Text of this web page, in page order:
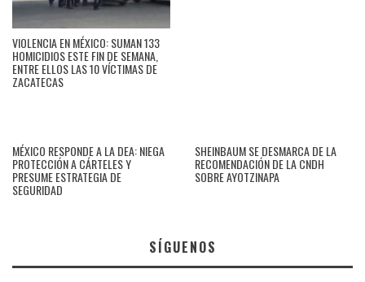
VIOLENCIA EN MÉXICO: SUMAN 133
HOMICIDIOS ESTE FIN DE SEMANA,
ENTRE ELLOS LAS 10 VÍCTIMAS DE
ZACATECAS
MÉXICO RESPONDE A LA DEA: NIEGA
PROTECCIÓN A CÁRTELES Y
PRESUME ESTRATEGIA DE
SEGURIDAD
SHEINBAUM SE DESMARCA DE LA
RECOMENDACIÓN DE LA CNDH
SOBRE AYOTZINAPA
SÍGUENOS